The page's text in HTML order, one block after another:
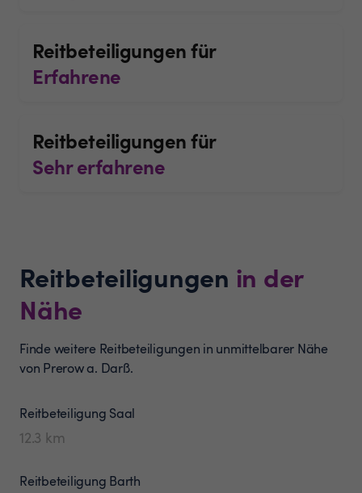
Reitbeteiligungen für
Erfahrene
Reitbeteiligungen für
Sehr erfahrene
Reitbeteiligungen in der
Nähe
Finde weitere Reitbeteiligungen in unmittelbarer Nähe
von Prerow a. Darß.
Reitbeteiligung Saal
12.3 km
Reitbeteiligung Barth